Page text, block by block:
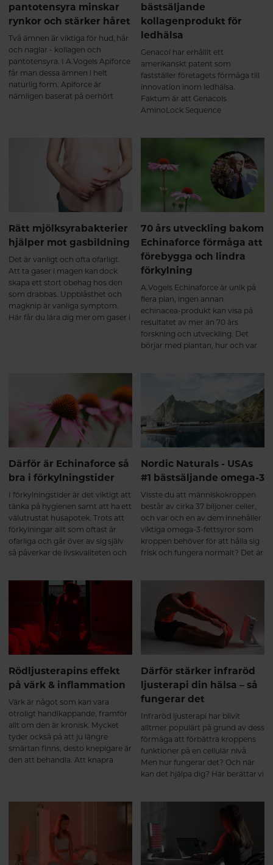
pantotensyra minskar
rynkor och stärker håret
Två ämnen är viktiga för hud, hår
och naglar - kollagen och
pantotensyra. I A.Vogels Apiforce
får man dessa ämnen i helt
naturlig form. Apiforce är
nämligen baserat på oerhört
bästsäljande
kollagenprodukt för
ledhälsa
Genacol har erhållit ett
amerikanskt patent som
fastställer företagets förmåga till
innovation inom ledhälsa.
Faktum är att Genacols
AminoLock Sequence
kollagenproduktionsmetoder på
marknaden. Häng med så
Rätt mjölksyrabakterier
hjälper mot gasbildning
Det är vanligt och ofta ofarligt.
Att ta gaser i magen kan dock
skapa ett stort obehag hos den
som drabbas. Uppblåsthet och
magknip är vanliga symptom.
Här får du lära dig mer om gaser i
70 års utveckling bakom
Echinaforce förmåga att
förebygga och lindra
förkylning
A.Vogels Echinaforce är unik på
flera plan, ingen annan
echinacea-produkt kan visa på
resultatet av mer än 70 års
forskning och utveckling. Det
börjar med plantan, hur och var
läkemedel vid förkylning.
Därför är Echinaforce så
bra i förkylningstider
I förkylningstider är det viktigt att
tänka på hygienen samt att ha ett
välutrustat husapotek. Trots att
förkylningar allt som oftast är
ofarliga och går över av sig själv
så påverkar de livskvaliteten och
bli frisk, med Echinaforce kan du
både minska risken att drabbas
oturen är framme.
Nordic Naturals - USAs
#1 bästsäljande omega-3
Visste du att människokroppen
består av cirka 37 biljoner celler,
och var och en av dem innehåller
viktiga omega-3-fettsyror som
kroppen behöver för att hålla sig
frisk och fungera normalt? Det är
Rödljusterapins effekt
på värk & inflammation
Värk är något som kan vara
otroligt handikappande, framför
allt om den är kronisk. Mycket
tyder också på att ju längre
smärtan finns, desto knepigare är
den att behandla. Att knapra
smärttröskeln och göra det ännu
svårare att häva smärtan. Nya
rön tyder på att ljusterapi kan
vara ett biverkningsfritt alternativ
eller komplement till andra
Därför stärker infraröd
ljusterapi din hälsa – så
fungerar det
Infraröd ljusterapi har blivit
alltmer populärt på grund av dess
förmåga att förbättra kroppens
funktioner på en cellulär nivå.
Men hur fungerar det? Och när
kan det hjälpa dig? Här berättar vi